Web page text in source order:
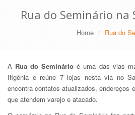
Rua do Seminário na
Home Rua do
A Rua do Seminário é uma das vias
Ifigênia e reúne 7 lojas nesta via no
encontra contatos atualizados, endereços
que atendem varejo e atacado.